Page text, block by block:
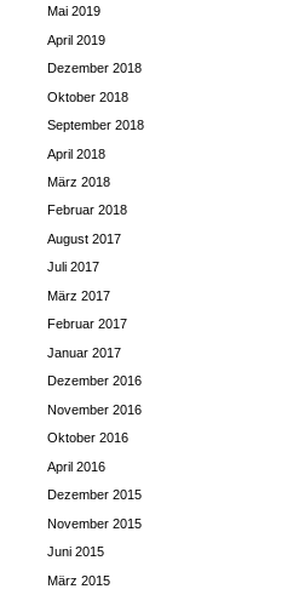
Mai 2019
April 2019
Dezember 2018
Oktober 2018
September 2018
April 2018
März 2018
Februar 2018
August 2017
Juli 2017
März 2017
Februar 2017
Januar 2017
Dezember 2016
November 2016
Oktober 2016
April 2016
Dezember 2015
November 2015
Juni 2015
März 2015